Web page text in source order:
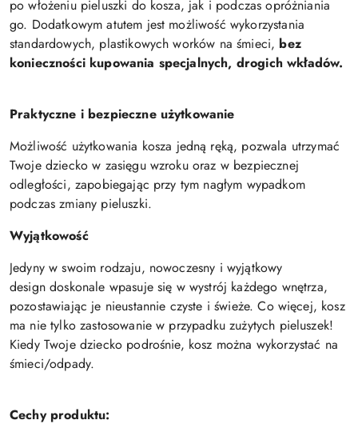
po włożeniu pieluszki do kosza, jak i podczas opróżniania
go. Dodatkowym atutem jest możliwość wykorzystania
standardowych, plastikowych worków na śmieci, bez
konieczności kupowania specjalnych, drogich wkładów.
Praktyczne i bezpieczne użytkowanie
Możliwość użytkowania kosza jedną ręką, pozwala utrzymać
Twoje dziecko w zasięgu wzroku oraz w bezpiecznej
odległości, zapobiegając przy tym nagłym wypadkom
podczas zmiany pieluszki.
Wyjątkowość
Jedyny w swoim rodzaju, nowoczesny i wyjątkowy
design doskonale wpasuje się w wystrój każdego wnętrza,
pozostawiając je nieustannie czyste i świeże. Co więcej, kosz
ma nie tylko zastosowanie w przypadku zużytych pieluszek!
Kiedy Twoje dziecko podrośnie, kosz można wykorzystać na
śmieci/odpady.
Cechy produktu: